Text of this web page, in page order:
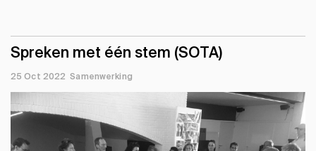
Spreken met één stem (SOTA)
25 Oct 2022 Samenwerking